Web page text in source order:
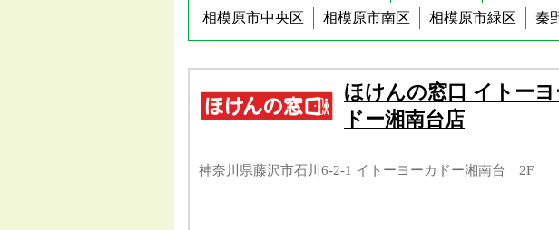
相模原市中央区
相模原市南区 相模原市緑区 秦
ほけんの窓口 イトーヨ
ドー湘南台店
神奈川県藤沢市石川6-2-1 イトーヨーカドー湘南台 2F